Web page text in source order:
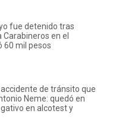
fue detenido tras
en el
60 mil pesos
accidente de tránsito que
Neme: quedó en
en alcotest y